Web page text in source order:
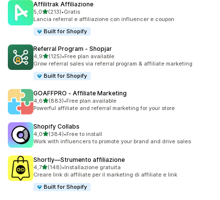
Affilitrak Affiliazione
5,0stelle su 5
(213)
213 recensioni totali
•Gratis
Lancia referral e affiliazione con influencer e coupon
Built for Shopify
Referral Program ‑ Shopjar
4,9stelle su 5
(125)
125 recensioni totali
•Free plan available
Grow referral sales via referral program & affiliate marketing
Built for Shopify
GOAFFPRO ‑ Affiliate Marketing
4,6stelle su 5
(883)
883 recensioni totali
•Free plan available
Powerful affiliate and referral marketing for your store
Shopify Collabs
4,0stelle su 5
(384)
384 recensioni totali
•Free to install
Work with influencers to promote your brand and drive sales
Shortly—Strumento affiliazione
4,7stelle su 5
(148)
148 recensioni totali
•Installazione gratuita
Creare link di affiliate per il marketing di affiliate e link
Built for Shopify